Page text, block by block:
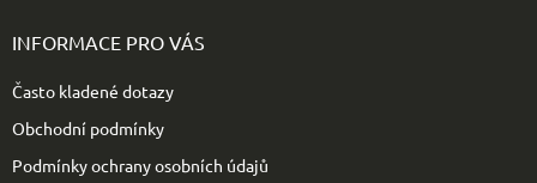
INFORMACE PRO VÁS
Často kladené dotazy
Obchodní podmínky
Podmínky ochrany osobních údajů